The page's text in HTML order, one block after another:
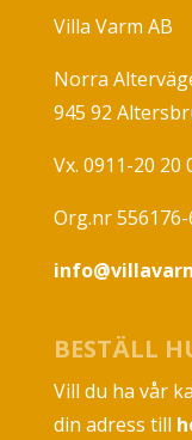
Villa Varm AB
Norra
945 92
Vx. 0911-20 20
Org.nr 556176-
BESTÄLL
Vill du ha vår
din adress till